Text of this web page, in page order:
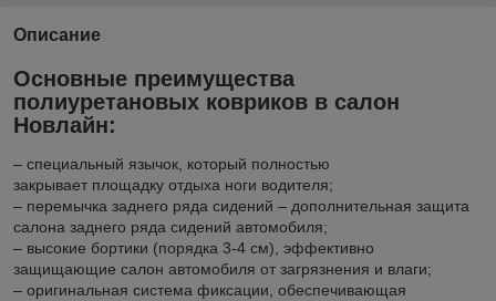
Описание
Основные преимущества
полиуретановых ковриков в салон
Новлайн:
– специальный язычок, который полностью
закрывает площадку отдыха ноги водителя;
– перемычка заднего ряда сидений – дополнительная защита
салона заднего ряда сидений автомобиля;
– высокие бортики (порядка 3-4 см), эффективно
защищающие салон автомобиля от загрязнения и влаги;
– оригинальная система фиксации, обеспечивающая